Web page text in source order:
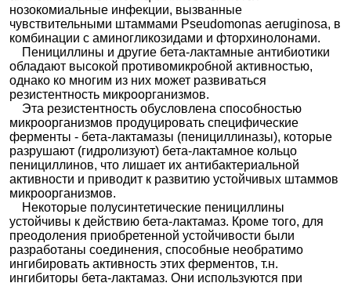
нозокомиальные инфекции, вызванные
чувствительными штаммами Pseudomonas aeruginosa, в
комбинации с аминогликозидами и фторхинолонами.
Пенициллины и другие бета-лактамные антибиотики
обладают высокой противомикробной активностью,
однако ко многим из них может развиваться
резистентность микроорганизмов.
Эта резистентность обусловлена способностью
микроорганизмов продуцировать специфические
ферменты - бета-лактамазы (пенициллиназы), которые
разрушают (гидролизуют) бета-лактамное кольцо
пенициллинов, что лишает их антибактериальной
активности и приводит к развитию устойчивых штаммов
микроорганизмов.
Некоторые полусинтетические пенициллины
устойчивы к действию бета-лактамаз. Кроме того, для
преодоления приобретенной устойчивости были
разработаны соединения, способные необратимо
ингибировать активность этих ферментов, т.н.
ингибиторы бета-лактамаз. Они используются при